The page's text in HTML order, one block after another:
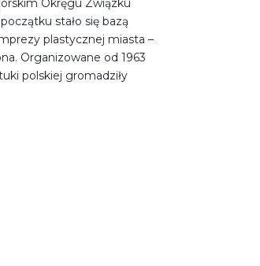
Okręgu Związku
stało się bazą
plastycznej miasta –
Organizowane od 1963
polskiej gromadziły